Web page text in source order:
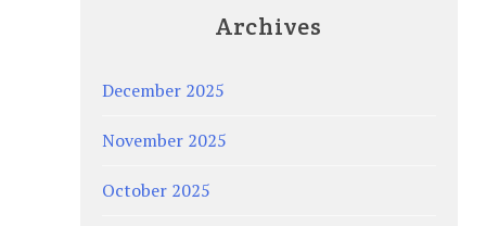
Archives
December 2025
November 2025
October 2025